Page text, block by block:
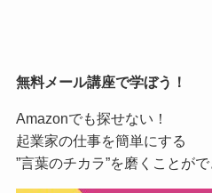
無料メール講座で学ぼう！
Amazonでも探せない！
起業家の仕事を簡単にする
”言葉のチカラ”を磨くことが